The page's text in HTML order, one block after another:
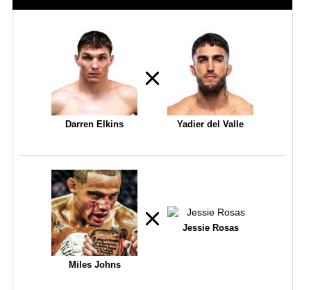
Darren Elkins Yadier del Valle
Miles Johns
Jessie Rosas